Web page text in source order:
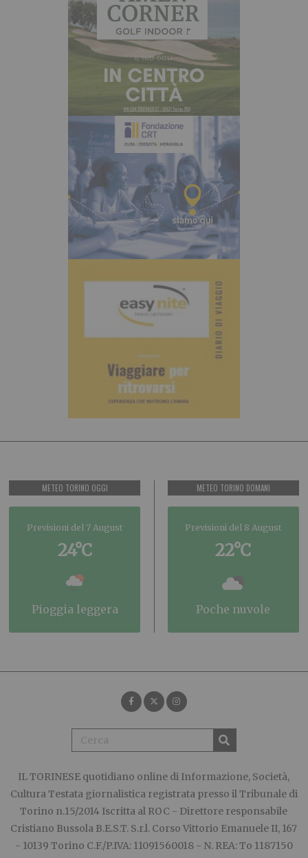
METEO TORINO OGGI
Previsioni del 7 August
24°C
pioggia leggera
METEO TORINO DOMANI
Previsioni del 8 August
22°C
poche nuvole
IL TORINESE quotidiano online di Informazione, Società,
Cultura Testata giornalistica registrata presso il Tribunale di
Torino n.15/2014 Iscritta al ROC - Direttore responsabile
Cristiano Bussola B.E.S.T. S.r.l. Corso Vittorio Emanuele II, 167
- 10139 Torino C.F./P.IVA: 11091560018 - N. REA: To 1187150